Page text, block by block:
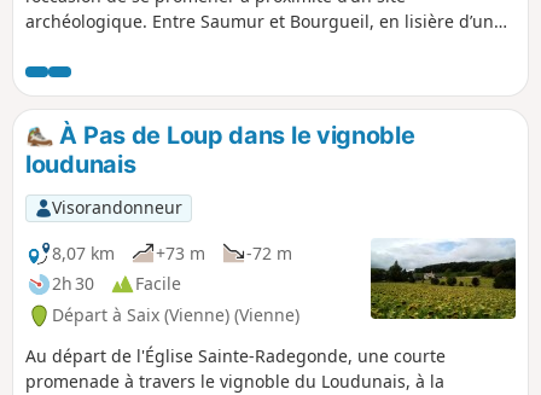
archéologique. Entre Saumur et Bourgueil, en lisière d’un
quelques trésors de son patrimoine archéologique. Réputée
pour l’élevage de vers à soie au XIXe siècle, la commune est
de nos jours tournée vers les cultures maraîchères.
À Pas de Loup dans le vignoble
loudunais
Visorandonneur
8,07 km
+73 m
-72 m
2h 30
Facile
Départ à Saix (Vienne) (Vienne)
Au départ de l'Église Sainte-Radegonde, une courte
promenade à travers le vignoble du Loudunais, à la